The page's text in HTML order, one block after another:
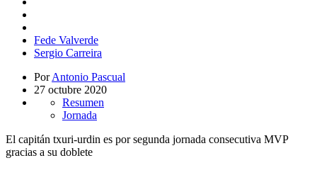
Fede Valverde
Sergio Carreira
PorAntonio Pascual
27 octubre 2020
Resumen
Jornada
El capitán txuri-urdin es por segunda jornada consecutiva MVP
gracias a su doblete